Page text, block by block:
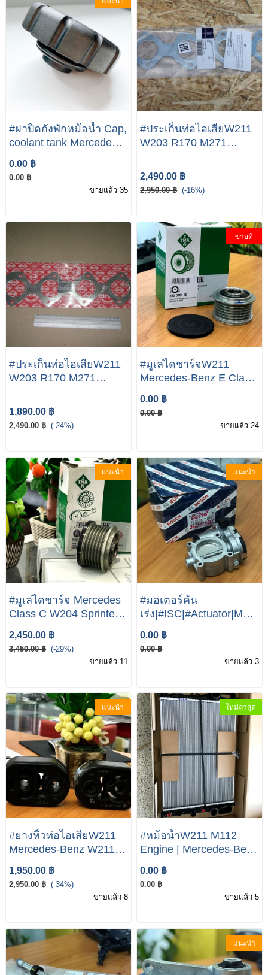
#ฝาปิดถังพักหม้อน้ำ Cap,
coolant tank Mercedes-
Benz
0.00 ฿
0.00 ฿
ขายแล้ว 35
#ประเก็นท่อไอเสียW211
W203 R170 M271
Kom SKL200 KOM-
Benz
2,490.00 ฿
2,950.00 ฿ (-16%)
#ประเก็นท่อไอเสียW211
W203 R170 M271
Kom SKL200 KOM
1,890.00 ฿
2,490.00 ฿ (-24%)
ขายดี
#มูเล่ไดชาร์จW211
Mercedes-Benz E Class
W211 E200CDI
E220CDI M646 Engine
0.00 ฿
0.00 ฿
ขายแล้ว 24
แนะนำ
#มูเล่ไดชาร์จ Mercedes
Class C W204 Sprinter
New A2721550215
2,450.00 ฿
3,450.00 ฿ (-29%)
ขายแล้ว 11
แนะนำ
#มอเตอร์คัน
เร่ง
| #M271 Engine A111
098 00 50
0.00 ฿
0.00 ฿
ขายแล้ว 3
แนะนำ
#ยางหิ้วท่อไอเสียW211
Mercedes-Benz W211
E220 E200 E240 E320
E55 Exhaust Mounting
Rear 104957 Rubber
1,950.00 ฿
2,950.00 ฿ (-34%)
ขายแล้ว 8
ใหม่ล่าสุด
#หม้อน้ำW211 M112
Engine | Mercedes-Benz
W211 E240 E320
0.00 ฿
0.00 ฿
ขายแล้ว 5
แนะนำ